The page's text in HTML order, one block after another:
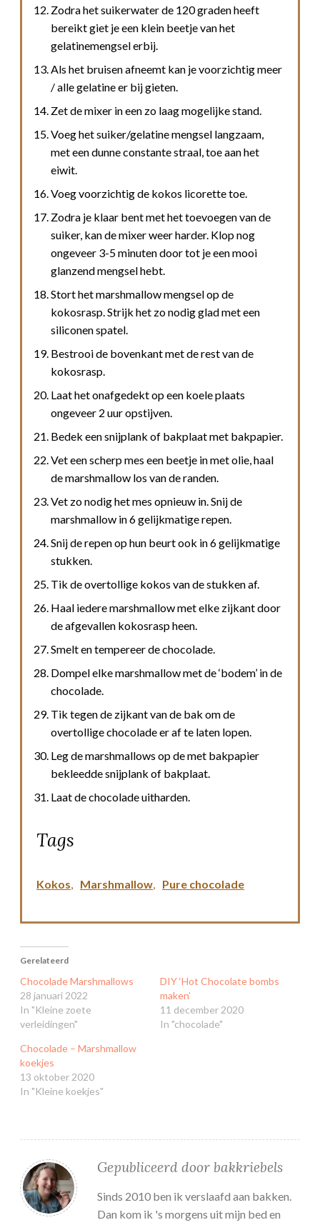
Zodra het suikerwater de 120 graden heeft
bereikt giet je een klein beetje van het
gelatinemengsel erbij.
Als het bruisen afneemt kan je voorzichtig meer
/ alle gelatine er bij gieten.
Zet de mixer in een zo laag mogelijke stand.
Voeg het suiker/gelatine mengsel langzaam,
met een dunne constante straal, toe aan het
eiwit.
Voeg voorzichtig de kokos licorette toe.
Zodra je klaar bent met het toevoegen van de
suiker, kan de mixer weer harder. Klop nog
ongeveer 3-5 minuten door tot je een mooi
glanzend mengsel hebt.
Stort het marshmallow mengsel op de
kokosrasp. Strijk het zo nodig glad met een
siliconen spatel.
Bestrooi de bovenkant met de rest van de
kokosrasp.
Laat het onafgedekt op een koele plaats
ongeveer 2 uur opstijven.
Bedek een snijplank of bakplaat met bakpapier.
Vet een scherp mes een beetje in met olie, haal
de marshmallow los van de randen.
Vet zo nodig het mes opnieuw in. Snij de
marshmallow in 6 gelijkmatige repen.
Snij de repen op hun beurt ook in 6 gelijkmatige
stukken.
Tik de overtollige kokos van de stukken af.
Haal iedere marshmallow met elke zijkant door
de afgevallen kokosrasp heen.
Smelt en tempereer de chocolade.
Dompel elke marshmallow met de ‘bodem’ in de
chocolade.
Tik tegen de zijkant van de bak om de
overtollige chocolade er af te laten lopen.
Leg de marshmallows op de met bakpapier
bekleedde snijplank of bakplaat.
Laat de chocolade uitharden.
Tags
Kokos Marshmallow Pure chocolade
Gerelateerd
Chocolade Marshmallows
28 januari 2022
In "Kleine zoete
verleidingen"
DIY ‘Hot Chocolate bombs
maken’
11 december 2020
In "chocolade"
Chocolade – Marshmallow
koekjes
13 oktober 2020
In "Kleine koekjes"
Gepubliceerd door bakkriebels
Sinds 2010 ben ik verslaafd aan bakken.
Dan kom ik 's morgens uit mijn bed en